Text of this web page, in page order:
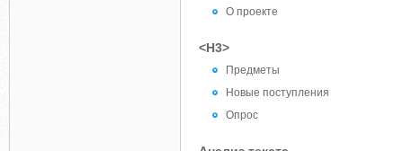
О проекте
<H3>
Предметы
Новые поступления
Опрос